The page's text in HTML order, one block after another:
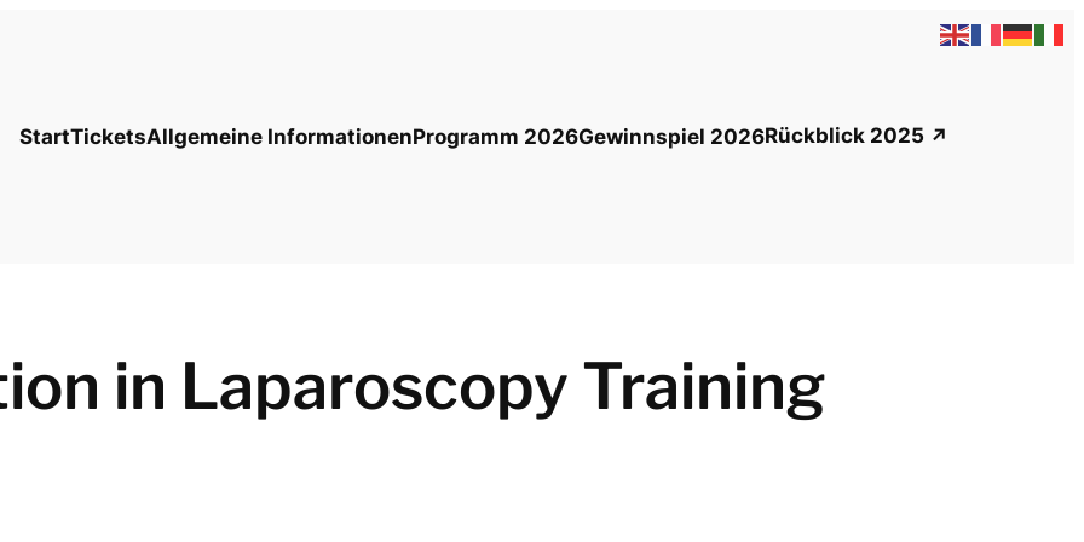
StartTicketsAllgemeine InformationenProgramm 2026Gewinnspiel 2026Rückblick 2025
in Laparoscopy Training